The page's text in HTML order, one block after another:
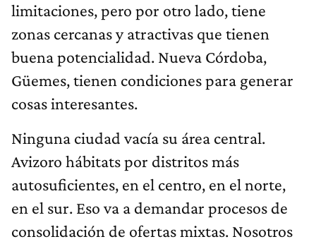
limitaciones, pero por otro lado, tiene
zonas cercanas y atractivas que tienen
buena potencialidad. Nueva Córdoba,
Güemes, tienen condiciones para generar
cosas interesantes.
Ninguna ciudad vacía su área central.
Avizoro hábitats por distritos más
autosuficientes, en el centro, en el norte,
en el sur. Eso va a demandar procesos de
consolidación de ofertas mixtas. Nosotros